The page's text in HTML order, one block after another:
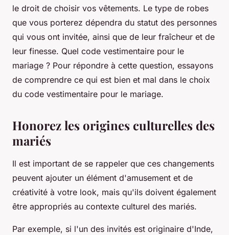
le droit de choisir vos vêtements. Le type de robes
que vous porterez dépendra du statut des personnes
qui vous ont invitée, ainsi que de leur fraîcheur et de
leur finesse. Quel code vestimentaire pour le
mariage ? Pour répondre à cette question, essayons
de comprendre ce qui est bien et mal dans le choix
du code vestimentaire pour le mariage.
Honorez les origines culturelles des
mariés
Il est important de se rappeler que ces changements
peuvent ajouter un élément d'amusement et de
créativité à votre look, mais qu'ils doivent également
être appropriés au contexte culturel des mariés.
Par exemple, si l'un des invités est originaire d'Inde,